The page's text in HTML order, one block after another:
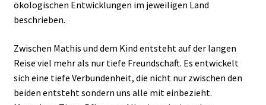
ökologischen Entwicklungen im jeweiligen Land
beschrieben.
Zwischen Mathis und dem Kind entsteht auf der langen
Reise viel mehr als nur tiefe Freundschaft. Es entwickelt
sich eine tiefe Verbundenheit, die nicht nur zwischen den
beiden entsteht sondern uns alle mit einbezieht.